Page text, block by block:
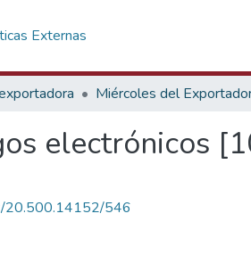
Externas
Miércoles del
electrónicos
20.500.14152/546